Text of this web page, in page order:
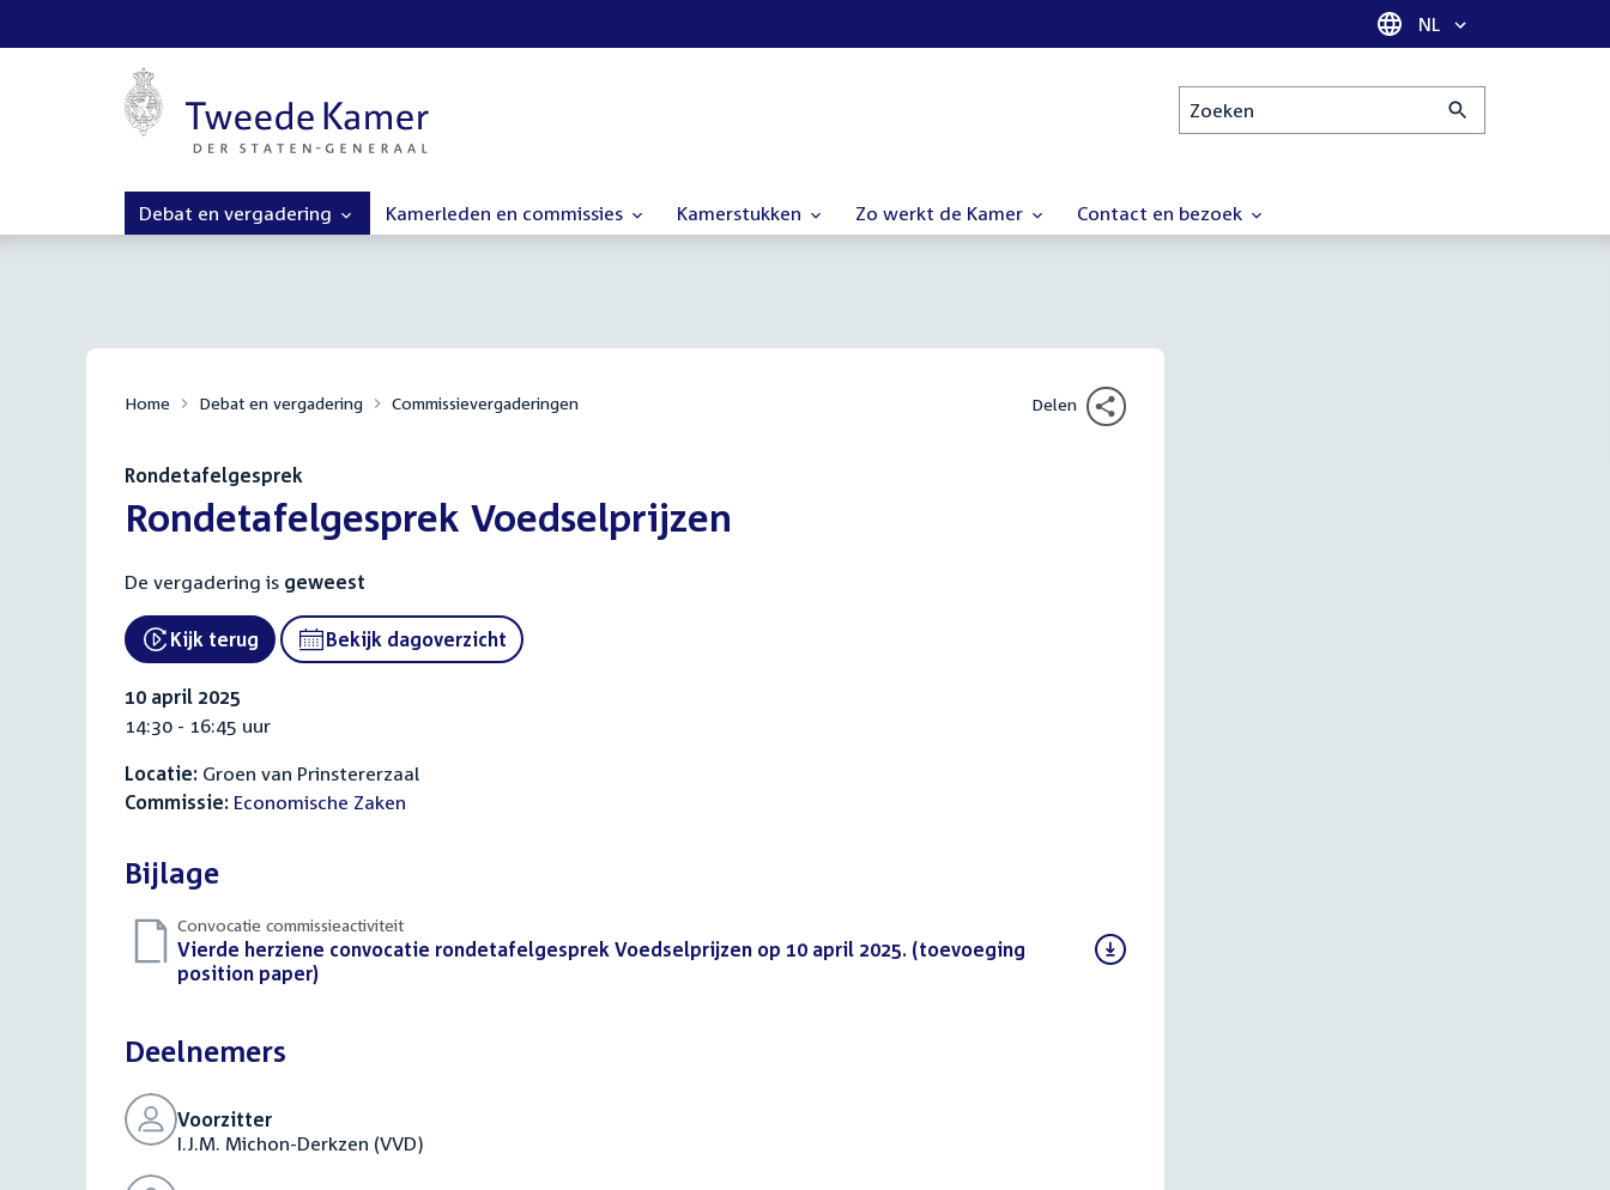
Taal selectie
NL
Zoeken
Debat en vergadering Kamerleden en commissies Kamerstukken Zo werkt de Kamer Contact en bezoek
Home Debat en vergadering Commissievergaderingen Delen
Rondetafelgesprek
:Rondetafelgesprek Voedselprijzen
De vergadering is geweest
External link:
Kijk terug Bekijk dagoverzicht
10 april 2025
14:30 - 16:45 uur
Locatie: Groen van Prinstererzaal
Commissie: Economische Zaken
Bijlage
Convocatie commissieactiviteit
Download
bestand:
Vierde herziene convocatie rondetafelgesprek Voedselprijzen op 10 april 2025. (toevoeging
position paper)
Deelnemers
Voorzitter
I.J.M. Michon-Derkzen (VVD)